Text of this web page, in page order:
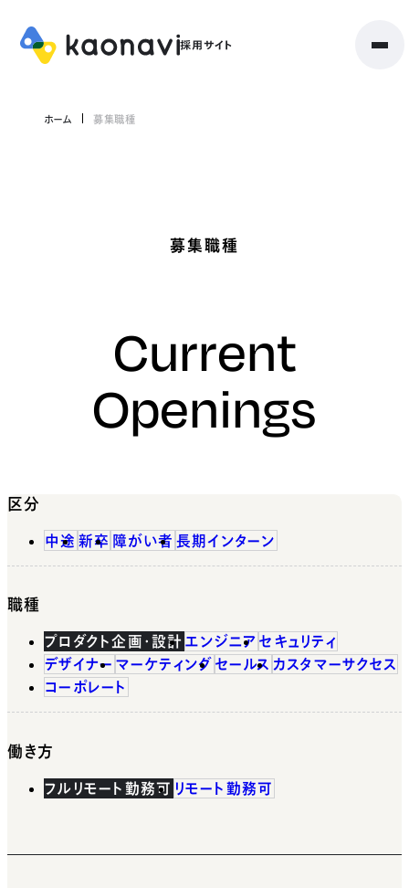
ホーム 募集職種
募集職種
Current
Openings
区分
中途 新卒 障がい者 長期インターン
職種
プロダクト企画・設計 エンジニア セキュリティ
デザイナー マーケティング セールス カスタマーサクセス
コーポレート
働き方
フルリモート勤務可 リモート勤務可